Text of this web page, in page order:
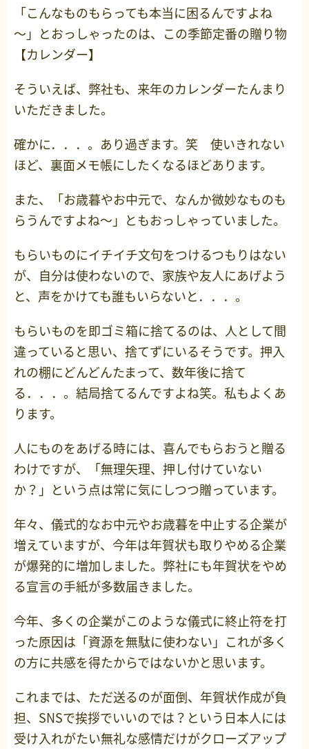
「こんなものもらっても本当に困るんですよね
～」とおっしゃったのは、この季節定番の贈り物
【カレンダー】
そういえば、弊社も、来年のカレンダーたんまり
いただきました。
確かに．．．。あり過ぎます。笑 使いきれない
ほど、裏面メモ帳にしたくなるほどあります。
また、「お歳暮やお中元で、なんか微妙なものも
らうんですよね～」ともおっしゃっていました。
もらいものにイチイチ文句をつけるつもりはない
が、自分は使わないので、家族や友人にあげよう
と、声をかけても誰もいらないと．．．。
もらいものを即ゴミ箱に捨てるのは、人として間
違っていると思い、捨てずにいるそうです。押入
れの棚にどんどんたまって、数年後に捨て
る．．．。結局捨てるんですよね笑。私もよくあ
ります。
人にものをあげる時には、喜んでもらおうと贈る
わけですが、「無理矢理、押し付けていない
か？」という点は常に気にしつつ贈っています。
年々、儀式的なお中元やお歳暮を中止する企業が
増えていますが、今年は年賀状も取りやめる企業
が爆発的に増加しました。弊社にも年賀状をやめ
る宣言の手紙が多数届きました。
今年、多くの企業がこのような儀式に終止符を打
った原因は「資源を無駄に使わない」これが多く
の方に共感を得たからではないかと思います。
これまでは、ただ送るのが面倒、年賀状作成が負
担、SNSで挨拶でいいのでは？という日本人には
受け入れがたい無礼な感情だけがクローズアップ